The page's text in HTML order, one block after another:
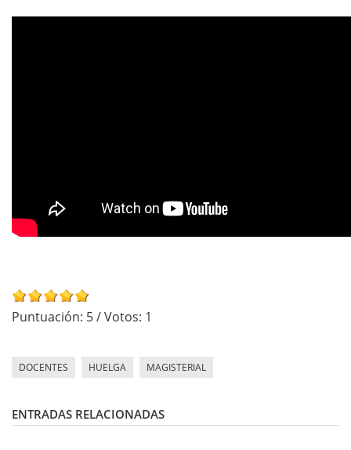
Puntuación: 5/ Votos: 1
DOCENTES HUELGA MAGISTERIAL
ENTRADAS RELACIONADAS